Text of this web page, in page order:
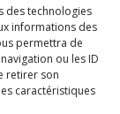
des technologies
informations des
permettra de
ou les ID
retirer son
caractéristiques